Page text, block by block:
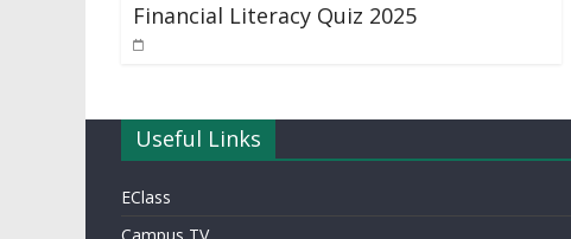
Financial Literacy Quiz 2025
Useful Links
EClass